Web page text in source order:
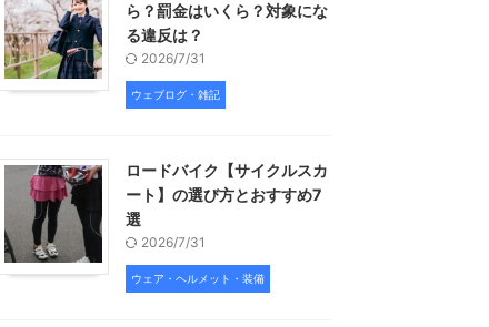
ら？罰金はいくら？対象にな
る違反は？
2026/7/31
ウェブログ・雑記
ロードバイク【サイクルスカ
ート】の選び方とおすすめ7
選
2026/7/31
ウェア・ヘルメット・装備